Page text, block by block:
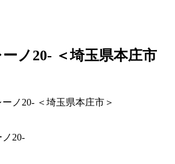
ーノ20- ＜埼玉県本庄市
ノ20-